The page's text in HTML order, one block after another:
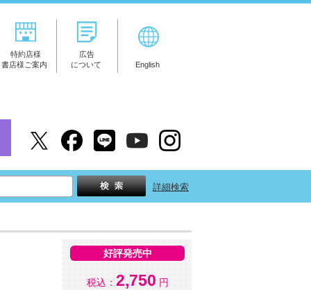
特約店様
書店様ご案内
広告
について
English
詳細検索
好評発売中
税込： 2,750 円